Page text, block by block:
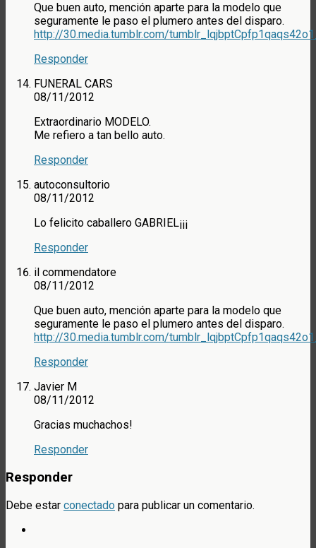
Que buen auto, mención aparte para la modelo que
seguramente le paso el plumero antes del disparo.
http://30.media.tumblr.com/
Responder
FUNERAL CARS
08/11/2012
Extraordinario MODELO.
Me refiero a tan bello auto.
Responder
autoconsultorio
08/11/2012
Lo felicito caballero GABRIEL¡¡¡
Responder
il commendatore
08/11/2012
Que buen auto, mención aparte para la modelo que
seguramente le paso el plumero antes del disparo.
http://30.media.tumblr.com/
Responder
Javier M
08/11/2012
Gracias muchachos!
Responder
Responder
Debe estar conectado para publicar un comentario.